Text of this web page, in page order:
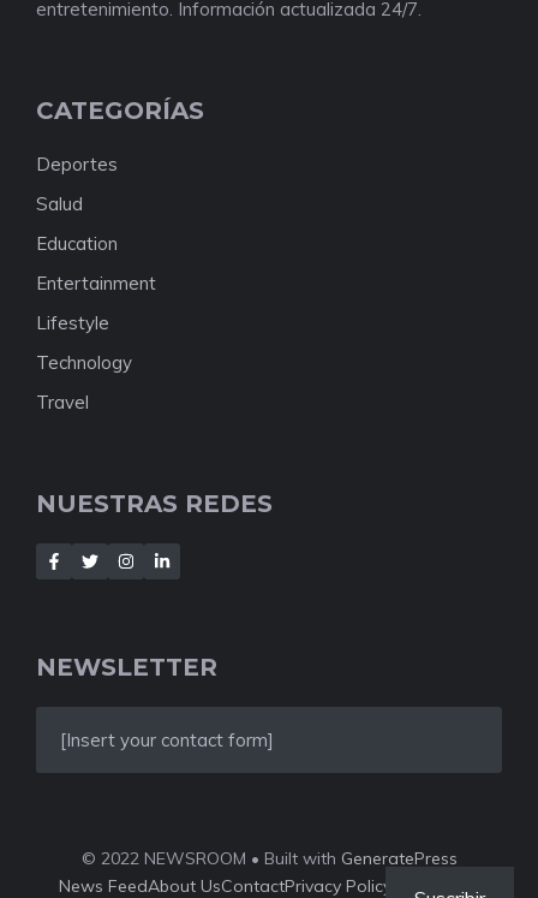
entretenimiento. Información actualizada 24/7.
CATEGORÍAS
Deportes
Salud
Education
Entertainment
Lifestyle
Technology
Travel
NUESTRAS REDES
NEWSLETTER
[Insert your contact form]
© 2022 NEWSROOM • Built with GeneratePress
News FeedAbout UsContactPrivacy Policy